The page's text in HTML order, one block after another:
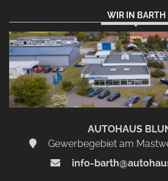
erforderlich.
Zustimmen
und
aktivieren
WIR IN BARTH
AUTOHAUS
Gewerbegebiet am
info-